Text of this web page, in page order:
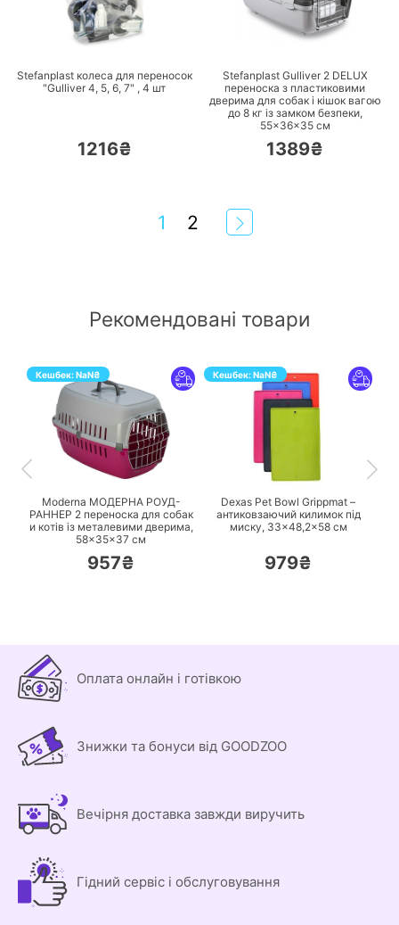
ПЕРЕЙТИ
Stefanplast колеса для переносок
"Gulliver 4, 5, 6, 7" , 4 шт
1216₴
ПЕРЕЙТИ
Stefanplast Gulliver 2 DELUX
переноска з пластиковими
дверима для собак і кішок вагою
до 8 кг із замком безпеки,
55×36×35 см
1389₴
1 2
Рекомендовані товари
Кешбек:NaN₴
ПЕРЕЙТИ
Moderna МОДЕРНА РОУД-
РАННЕР 2 переноска для собак
и котів із металевими дверима,
58×35×37 см
957₴
Кешбек:NaN₴
ПЕРЕЙТИ
Dexas Pet Bowl Grippmat –
антиковзаючий килимок під
миску, 33×48,2×58 см
979₴
Оплата онлайн і готівкою
Знижки та бонуси від GOODZOO
Вечірня доставка завжди виручить
Гідний сервіс і обслуговування